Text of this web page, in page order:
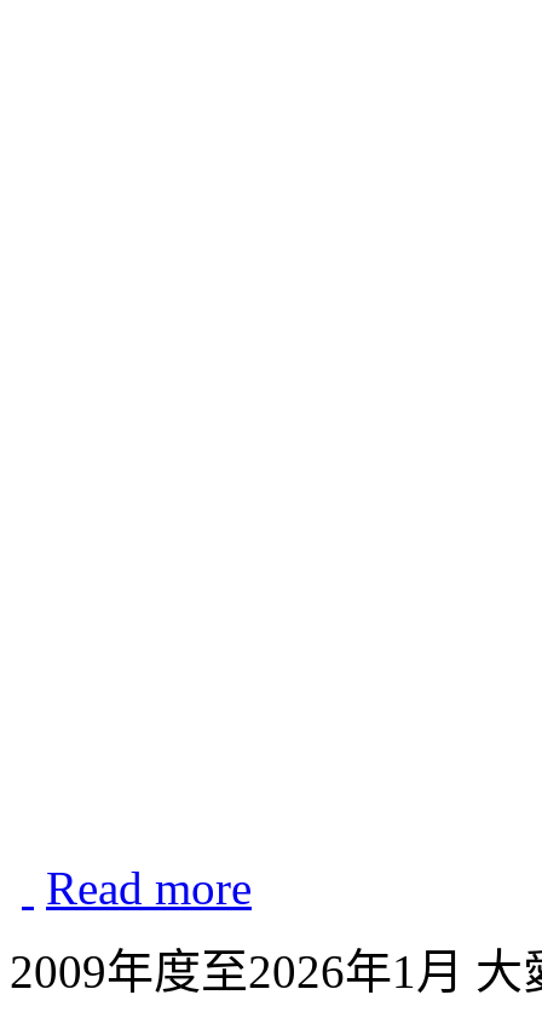
Read more
2009年度至2026年1月